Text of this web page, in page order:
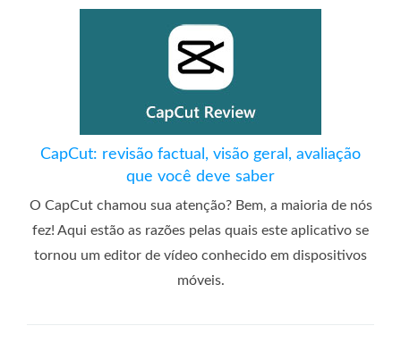
CapCut: revisão factual, visão geral, avaliação
que você deve saber
O CapCut chamou sua atenção? Bem, a maioria de nós
fez! Aqui estão as razões pelas quais este aplicativo se
tornou um editor de vídeo conhecido em dispositivos
móveis.